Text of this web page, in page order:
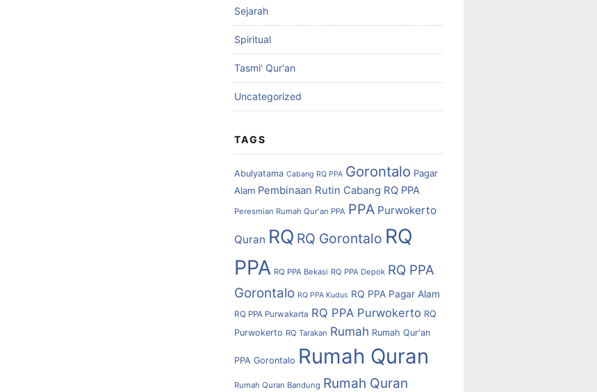
Sejarah
Spiritual
Tasmi' Qur'an
Uncategorized
TAGS
Abulyatama Cabang RQ PPA Gorontalo Pagar
Alam Pembinaan Rutin Cabang RQ PPA
Peresmian Rumah Qur'an PPA PPA Purwokerto
Quran RQ RQ Gorontalo RQ
PPA RQ PPA Bekasi RQ PPA Depok RQ PPA
Gorontalo RQ PPA Kudus RQ PPA Pagar Alam
RQ PPA Purwakarta RQ PPA Purwokerto RQ
Purwokerto RQ Tarakan Rumah Rumah Qur'an
PPA Gorontalo Rumah Quran
Rumah Quran Bandung Rumah Quran